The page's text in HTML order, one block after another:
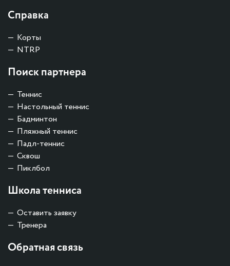
Справка
Корты
NTRP
Поиск партнера
Теннис
Настольный теннис
Бадминтон
Пляжный теннис
Падл-теннис
Сквош
Пиклбол
Школа тенниса
Оставить заявку
Тренера
Обратная связь